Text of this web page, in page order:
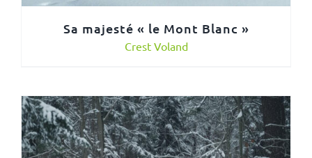
Sa majesté « le Mont Blanc »
Crest Voland